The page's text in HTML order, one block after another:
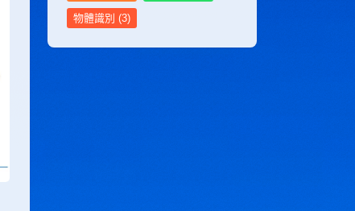
景区管理师考试网
酒店管理师考试网
客服管理师考试网
物體識別 (3)